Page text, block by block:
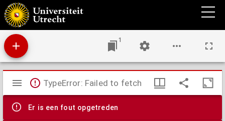
Elementa arithmetices. : Algorithmus de numeris integris,
1
Mirador
viewer
TypeError: Failed to fetch
Er is een fout opgetreden